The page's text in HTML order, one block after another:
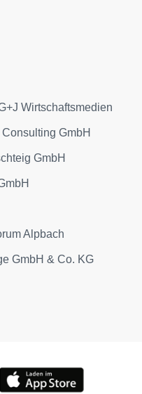
Wirtschaftsmedien
GmbH
GmbH
Alpbach
GmbH & Co. KG